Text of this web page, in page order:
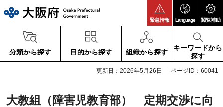
緊急情報 Language 閲覧補助
分類から探す 目的から探す 組織から探す
キーワードから
探す
更新日：2026年5月26日 ページID：60041
大教組（障害児教育部） 定期交渉に向